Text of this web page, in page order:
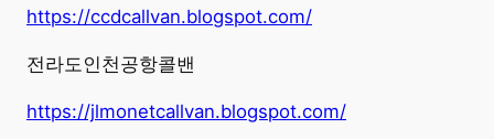
https://ccdcallvan.blogspot.com/
전라도인천공항콜밴
https://jlmonetcallvan.blogspot.com/